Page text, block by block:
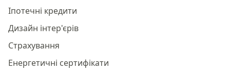
Іпотечні кредити
Дизайн інтер'єрів
Страхування
Енергетичні сертифікати